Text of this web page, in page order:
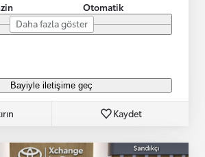
Otomatik
Daha fazla göster
Bayiyle iletişime geç
Kaydet